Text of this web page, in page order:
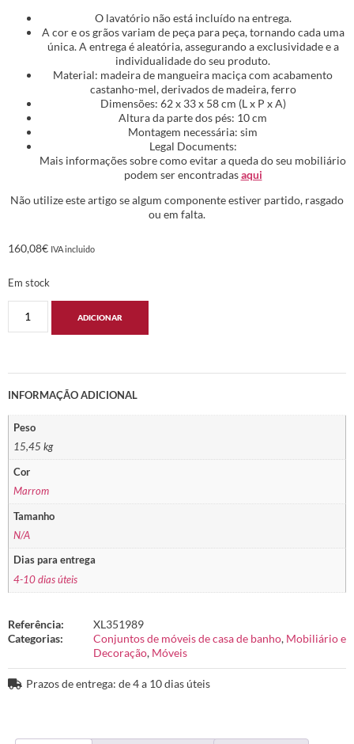
O lavatório não está incluído na entrega.
A cor e os grãos variam de peça para peça, tornando cada uma
única. A entrega é aleatória, assegurando a exclusividade e a
individualidade do seu produto.
Material: madeira de mangueira maciça com acabamento
castanho-mel, derivados de madeira, ferro
Dimensões: 62 x 33 x 58 cm (L x P x A)
Altura da parte dos pés: 10 cm
Montagem necessária: sim
Legal Documents:
Mais informações sobre como evitar a queda do seu mobiliário
podem ser encontradasaqui
Não utilize este artigo se algum componente estiver partido, rasgado
ou em falta.
160,08€ IVA incluido
Em stock
ADICIONAR
INFORMAÇÃO ADICIONAL
Peso
15,45 kg
Cor
Marrom
Tamanho
N/A
Dias para entrega
4-10 dias úteis
Referência:
XL351989
Categorias:
Conjuntos de móveis de casa de banho, Mobiliário e
Decoração, Móveis
Prazos de entrega: de 4 a 10 dias úteis